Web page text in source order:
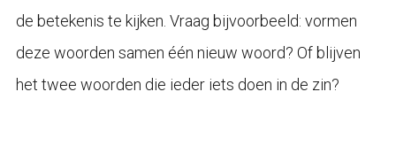
de betekenis te kijken. Vraag bijvoorbeeld: vormen
deze woorden samen één nieuw woord? Of blijven
het twee woorden die ieder iets doen in de zin?